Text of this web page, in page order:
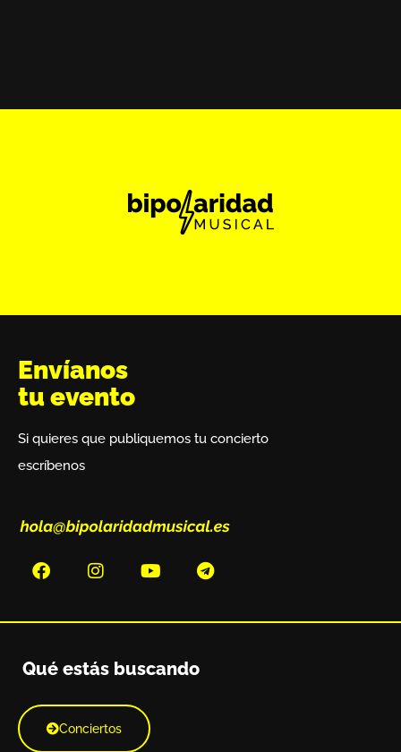
Envíanos
tu evento
Si quieres que publiquemos tu concierto
escríbenos
Qué estás buscando
Conciertos